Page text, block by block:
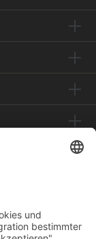
wieder
Shop
Deutschland.
MwSt und
Basis der EU-